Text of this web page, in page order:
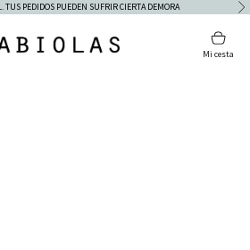
TUS PEDIDOS PUEDEN SUFRIR CIERTA DEMORA
Abrir
Mi cesta